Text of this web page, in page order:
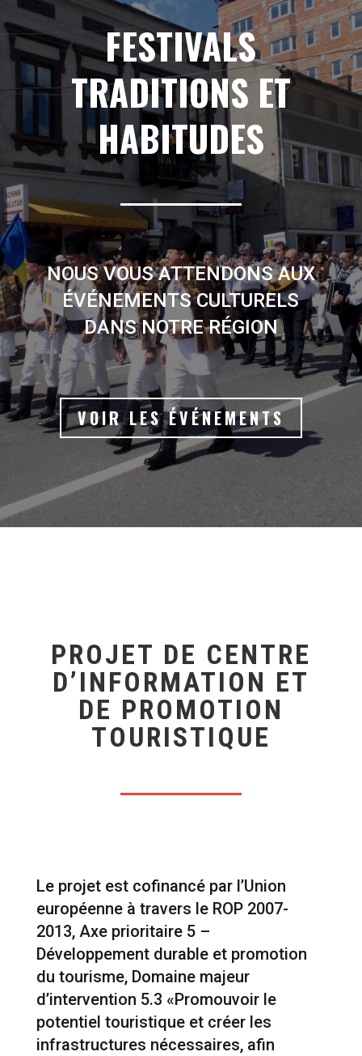
FESTIVALS
TRADITIONS ET
HABITUDES
NOUS VOUS ATTENDONS AUX
ÉVÉNEMENTS CULTURELS
DANS NOTRE RÉGION
VOIR LES ÉVÉNEMENTS
PROJET DE CENTRE
D’INFORMATION ET
DE PROMOTION
TOURISTIQUE
Le projet est cofinancé par l’Union
européenne à travers le ROP 2007-
2013, Axe prioritaire 5 –
Développement durable et promotion
du tourisme, Domaine majeur
d’intervention 5.3 «Promouvoir le
potentiel touristique et créer les
infrastructures nécessaires, afin